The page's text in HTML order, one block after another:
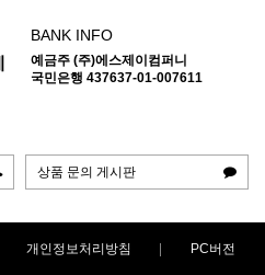
BANK INFO
예금주 (주)에스제이컴퍼니
국민은행 437637-01-007611
상품 문의 게시판
개인정보처리방침 PC버전